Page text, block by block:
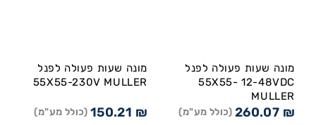
מונה שעות פעולה לפנל
55X55- 12-48VDC
MULLER
260.07 ₪ (כולל מע"מ)
מונה שעות פעולה לפנל
55X55-230V MULLER
150.21 ₪ (כולל מע"מ)